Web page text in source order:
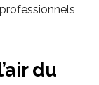
du